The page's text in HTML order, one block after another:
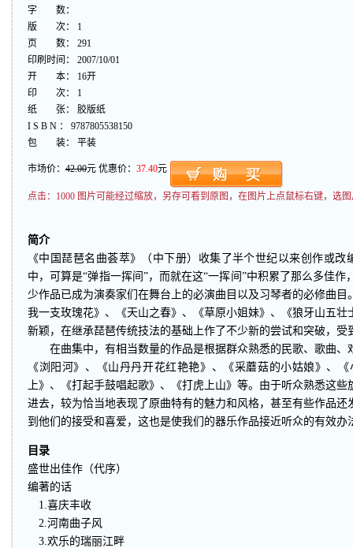
字 数：
版 次： 1
页 数： 291
印刷时间： 2007/10/01
开 本： 16开
印 次： 1
纸 张： 胶版纸
I S B N ： 9787805538150
包 装： 平装
市场价： 42.00元 优惠价： 37.40元
点击： 1000 图片可能经过缩放，另存可看到原图，在图片上点鼠标右键，选
简介
《中国琵琶名曲荟萃》（中下册）收集了半个世纪以来创作或
中，可算是“弹指一挥间”，而就在这“一挥间”中积累了那么多佳
少作品已成为演奏家们在舞台上的必演曲目以及习琴者的必修曲
我一支玫瑰花》、《天山之春》、《草原小姐妹》、《狼牙山五
新颖，在继承琵琶传统技法的基础上作了不少新的尝试和突破，受
在曲集中，有相当数量的作品是根据群众熟悉的民歌、歌曲、
《浏阳河》、《山丹丹开花红艳艳》、《采蘑菇的小姑娘》、
上》、《打起手鼓唱起歌》、《打虎上山》等。由于听众熟悉这
进去，较为恰当地表现了原曲特有的魅力和风格，甚至有些作品
到他们的接受和喜爱，这也是使我们的器乐作品接近听众的有效办
目录
盛世出佳作（代序）
编著的话
1.喜庆丰收
2.河南曲子风
3.欢乐的瑞丽江畔